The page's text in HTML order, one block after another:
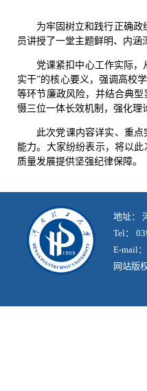
为牢固树立和践行正确政
员讲授了一堂主题鲜明、内涵
党课紧扣中心工作实际
实干”的核心要义，强调高校
等环节廉政风险，并结合典
慑三位一体长效机制，强化理
此次党课内容详实、重
能力。大家纷纷表示，将以
质量发展提供坚强纪律保障。
地址：
Tel：
E-mail
网站版